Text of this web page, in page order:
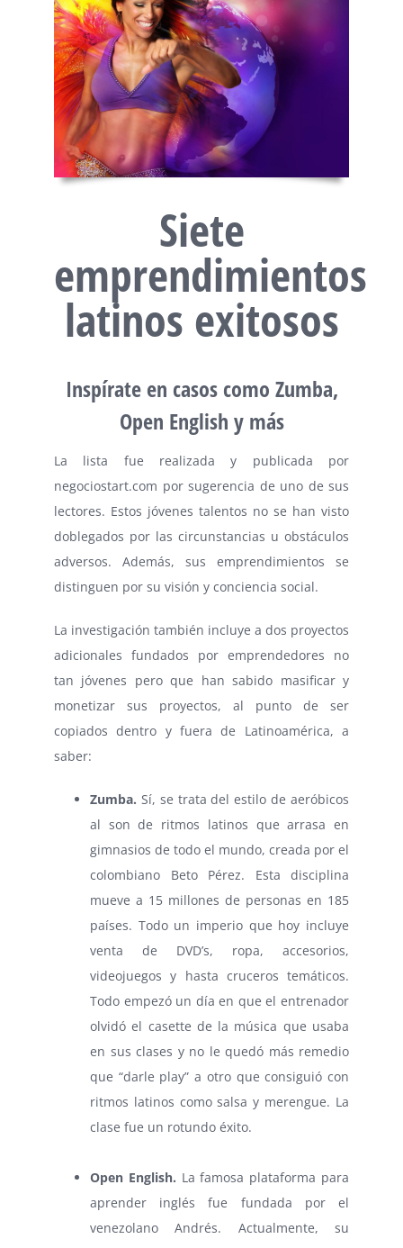
Siete
emprendimientos
latinos exitosos
Inspírate en casos como Zumba,
Open English y más
La lista fue realizada y publicada por
negociostart.com por sugerencia de uno de sus
lectores. Estos jóvenes talentos no se han visto
doblegados por las circunstancias u obstáculos
adversos. Además, sus emprendimientos se
distinguen por su visión y conciencia social.
La investigación también incluye a dos proyectos
adicionales fundados por emprendedores no
tan jóvenes pero que han sabido masificar y
monetizar sus proyectos, al punto de ser
copiados dentro y fuera de Latinoamérica, a
saber:
Zumba. Sí, se trata del estilo de aeróbicos
al son de ritmos latinos que arrasa en
gimnasios de todo el mundo, creada por el
colombiano Beto Pérez. Esta disciplina
mueve a 15 millones de personas en 185
países. Todo un imperio que hoy incluye
venta de DVD’s, ropa, accesorios,
videojuegos y hasta cruceros temáticos.
Todo empezó un día en que el entrenador
olvidó el casette de la música que usaba
en sus clases y no le quedó más remedio
que “darle play” a otro que consiguió con
ritmos latinos como salsa y merengue. La
clase fue un rotundo éxito.
Open English. La famosa plataforma para
aprender inglés fue fundada por el
venezolano Andrés. Actualmente, su